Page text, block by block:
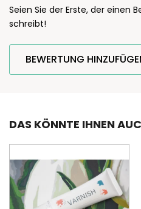
Seien Sie der Erste, der einen
schreibt!
BEWERTUNG
DAS KÖNNTE IHNEN